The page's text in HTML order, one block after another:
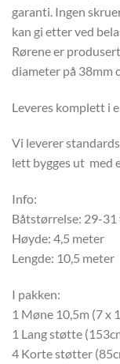
garanti. Ingen
kan gi etter ved
Rørene er
diameter på 38mm
Leveres komplett i
Vi leverer
lett bygges ut med
Info:
Båtstørrelse: 29-
Høyde: 4,5 meter
Lengde: 10,5 meter
I pakken:
1 Møne 10,5m (7 x
1 Lang støtte
4 Korte støtter